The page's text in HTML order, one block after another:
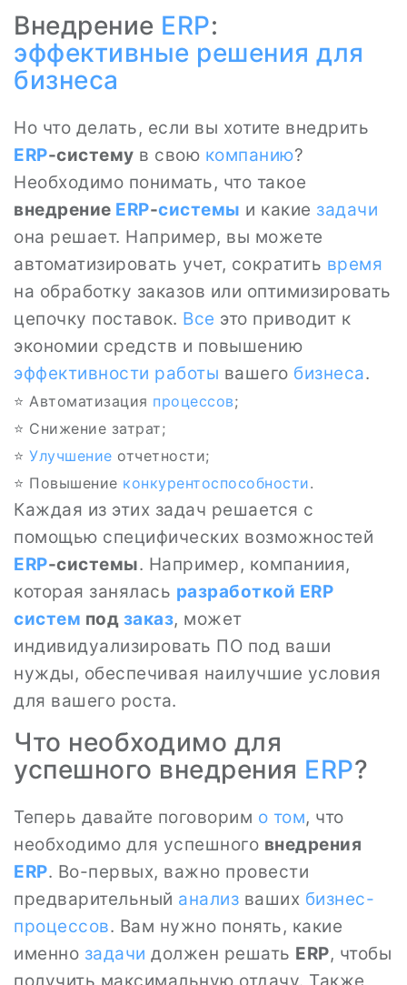
Внедрение ERP:
эффективные решения для
бизнеса
Но что делать, если вы хотите внедрить
ERP-систему в свою компанию?
Необходимо понимать, что такое
внедрение ERP-системы и какие задачи
она решает. Например, вы можете
автоматизировать учет, сократить время
на обработку заказов или оптимизировать
цепочку поставок. Все это приводит к
экономии средств и повышению
эффективности работы вашего бизнеса.
⭐ Автоматизация процессов;
⭐ Снижение затрат;
⭐ Улучшение отчетности;
⭐ Повышение конкурентоспособности.
Каждая из этих задач решается с
помощью специфических возможностей
ERP-системы. Например, компаниия,
которая занялась разработкой ERP
систем под заказ, может
индивидуализировать ПО под ваши
нужды, обеспечивая наилучшие условия
для вашего роста.
Что необходимо для
успешного внедрения ERP?
Теперь давайте поговорим о том, что
необходимо для успешного внедрения
ERP. Во-первых, важно провести
предварительный анализ ваших бизнес-
процессов. Вам нужно понять, какие
именно задачи должен решать ERP, чтобы